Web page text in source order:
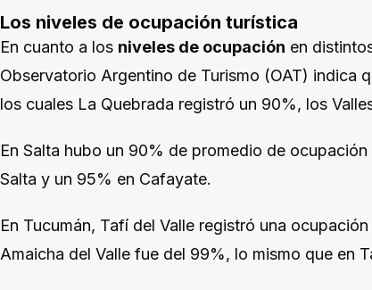
Los niveles de ocupación turística
En cuanto a los niveles de ocupación en
Observatorio Argentino de Turismo (OAT) indica
los cuales La Quebrada registró un 90%, los
En Salta hubo un 90% de promedio de
Salta y un 95% en Cafayate.
En Tucumán, Tafí del Valle registró una
Amaicha del Valle fue del 99%, lo mismo que en